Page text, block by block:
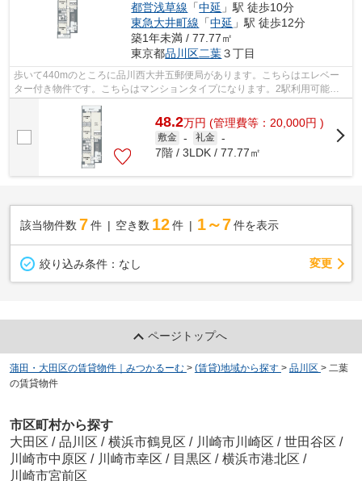
都営浅草線 「中延 」駅 徒歩10分
東急大井町線 「中延 」駅 徒歩12分
築1年未満 / 77.77㎡
東京都品川区二葉３丁目
歩いて440mのところに品川西大井五郵便局があります。こちらはエレベー
ター付き物件です。こちらはマンションタイプになります。2駅利用可能で
アクセスの良い物件です。品川区エリアに...
48.2万円 (管理費等：20,000円 )
敷金 - 礼金 -
7階 / 3LDK / 77.77㎡
該当物件数 7件 空き数 12 件 1～7 件を表示
絞り込み条件： なし 変更
ページトップへ
蒲田・大田区の賃貸物件｜みつかるーむ > (賃貸)地域から探す > 品川区 > 二葉
の賃貸物件
市区町村から探す
大田区 / 品川区 / 横浜市鶴見区 / 川崎市川崎区 / 世田谷区 /
川崎市中原区 / 川崎市幸区 / 目黒区 / 横浜市港北区 /
川崎市宮前区